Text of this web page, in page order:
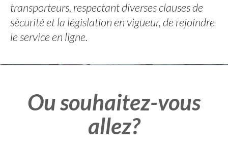
transporteurs, respectant diverses clauses de
sécurité et la législation en vigueur, de rejoindre
le service en ligne.
Ou souhaitez-vous
allez?